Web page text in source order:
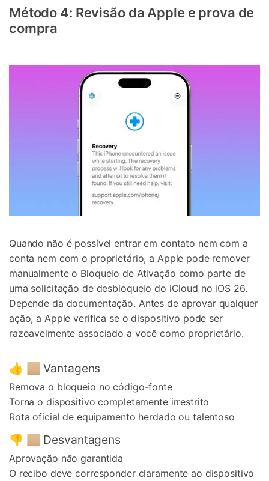
Controle seu celular com Dr.Fone
Método 4: Revisão da Apple e prova de
compra
Quando não é possível entrar em contato nem com a
conta nem com o proprietário, a Apple pode remover
manualmente o Bloqueio de Ativação como parte de
uma solicitação de desbloqueio do iCloud no iOS 26.
Depende da documentação. Antes de aprovar qualquer
ação, a Apple verifica se o dispositivo pode ser
razoavelmente associado a você como proprietário.
👍 🏼 Vantagens
Remova o bloqueio no código-fonte
Torna o dispositivo completamente irrestrito
Rota oficial de equipamento herdado ou talentoso
👎 🏼 Desvantagens
Aprovação não garantida
O recibo deve corresponder claramente ao dispositivo